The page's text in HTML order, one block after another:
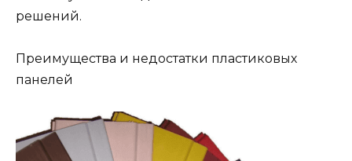
решений.
Преимущества и недостатки пластиковых
панелей